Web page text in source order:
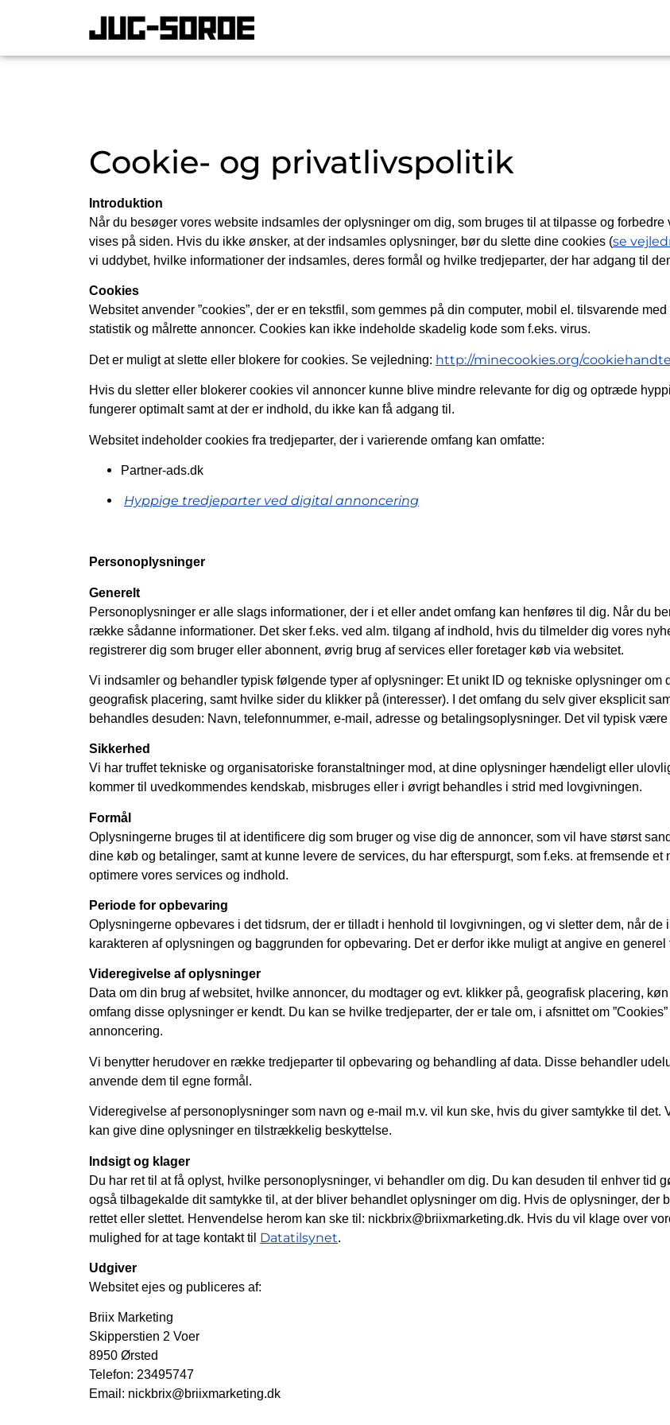
Cookie- og privatlivspolitik
Introduktion
Når du besøger vores website indsamles der oplysninger om dig, som bruges til at tilpasse og
vises på siden. Hvis du ikke ønsker, at der indsamles oplysninger, bør du slette dine cookies (se
vi uddybet, hvilke informationer der indsamles, deres formål og hvilke tredjeparter, der har adgang til
Cookies
Websitet anvender ”cookies”, der er en tekstfil, som gemmes på din computer, mobil el. tilsvarende
statistik og målrette annoncer. Cookies kan ikke indeholde skadelig kode som f.eks. virus.
Det er muligt at slette eller blokere for cookies. Se vejledning: http://minecookies.org/
Hvis du sletter eller blokerer cookies vil annoncer kunne blive mindre relevante for dig og optræde
fungerer optimalt samt at der er indhold, du ikke kan få adgang til.
Websitet indeholder cookies fra tredjeparter, der i varierende omfang kan omfatte:
Partner-ads.dk
Hyppige tredjeparter ved digital annoncering
Personoplysninger
Generelt
Personoplysninger er alle slags informationer, der i et eller andet omfang kan henføres til dig. Når du
række sådanne informationer. Det sker f.eks. ved alm. tilgang af indhold, hvis du tilmelder dig vores
registrerer dig som bruger eller abonnent, øvrig brug af services eller foretager køb via websitet.
Vi indsamler og behandler typisk følgende typer af oplysninger: Et unikt ID og tekniske oplysninger om
geografisk placering, samt hvilke sider du klikker på (interesser). I det omfang du selv giver eksplicit
behandles desuden: Navn, telefonnummer, e-mail, adresse og betalingsoplysninger. Det vil typisk
Sikkerhed
Vi har truffet tekniske og organisatoriske foranstaltninger mod, at dine oplysninger hændeligt eller
kommer til uvedkommendes kendskab, misbruges eller i øvrigt behandles i strid med lovgivningen.
Formål
Oplysningerne bruges til at identificere dig som bruger og vise dig de annoncer, som vil have størst
dine køb og betalinger, samt at kunne levere de services, du har efterspurgt, som f.eks. at fremsende
optimere vores services og indhold.
Periode for opbevaring
Oplysningerne opbevares i det tidsrum, der er tilladt i henhold til lovgivningen, og vi sletter dem, når
karakteren af oplysningen og baggrunden for opbevaring. Det er derfor ikke muligt at angive en
Videregivelse af oplysninger
Data om din brug af websitet, hvilke annoncer, du modtager og evt. klikker på, geografisk placering,
omfang disse oplysninger er kendt. Du kan se hvilke tredjeparter, der er tale om, i afsnittet om
annoncering.
Vi benytter herudover en række tredjeparter til opbevaring og behandling af data. Disse behandler
anvende dem til egne formål.
Videregivelse af personoplysninger som navn og e-mail m.v. vil kun ske, hvis du giver samtykke til
kan give dine oplysninger en tilstrækkelig beskyttelse.
Indsigt og klager
Du har ret til at få oplyst, hvilke personoplysninger, vi behandler om dig. Du kan desuden til enhver tid
også tilbagekalde dit samtykke til, at der bliver behandlet oplysninger om dig. Hvis de oplysninger, der
rettet eller slettet. Henvendelse herom kan ske til: nickbrix@briixmarketing.dk. Hvis du vil klage over
mulighed for at tage kontakt til Datatilsynet.
Udgiver
Websitet ejes og publiceres af:
Briix Marketing
Skipperstien 2 Voer
8950 Ørsted
Telefon: 23495747
Email: nickbrix@briixmarketing.dk